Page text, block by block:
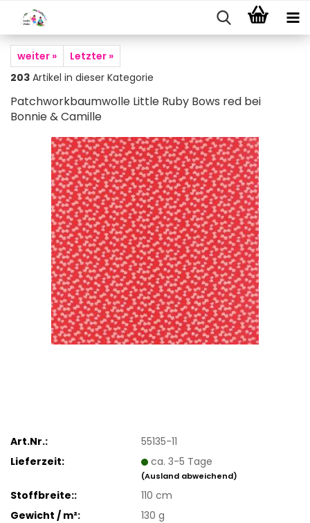
weiter »
Letzter »
203 Artikel in dieser Kategorie
Patchworkbaumwolle Little Ruby Bows red bei
Bonnie & Camille
Art.Nr.:
55135-11
Lieferzeit:
ca. 3-5 Tage
(Ausland abweichend)
Stoffbreite::
110 cm
Gewicht / m²:
130 g